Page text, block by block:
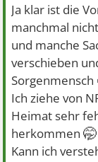
Ja klar ist die
manchmal
und manche
verschieben
Sorgenmensch
Ich ziehe von
Heimat sehr
herkommen🤭
Kann ich